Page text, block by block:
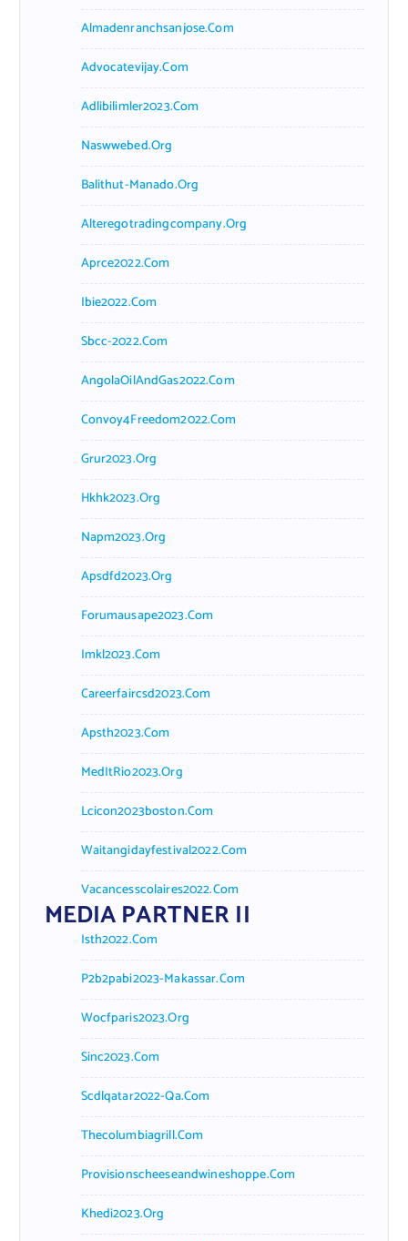
Almadenranchsanjose.com
Advocatevijay.com
Adlibilimler2023.com
Naswwebed.org
Balithut-Manado.org
Alteregotradingcompany.org
Aprce2022.com
Ibie2022.com
Sbcc-2022.com
AngolaOilAndGas2022.com
Convoy4Freedom2022.com
Grur2023.org
Hkhk2023.org
Napm2023.org
Apsdfd2023.org
Forumausape2023.com
Imkl2023.com
Careerfaircsd2023.com
Apsth2023.com
MedItRio2023.org
Lcicon2023boston.com
Waitangidayfestival2022.com
Vacancesscolaires2022.com
MEDIA PARTNER II
Isth2022.com
P2b2pabi2023-Makassar.com
Wocfparis2023.org
Sinc2023.com
Scdlqatar2022-Qa.com
Thecolumbiagrill.com
Provisionscheeseandwineshoppe.com
Khedi2023.org